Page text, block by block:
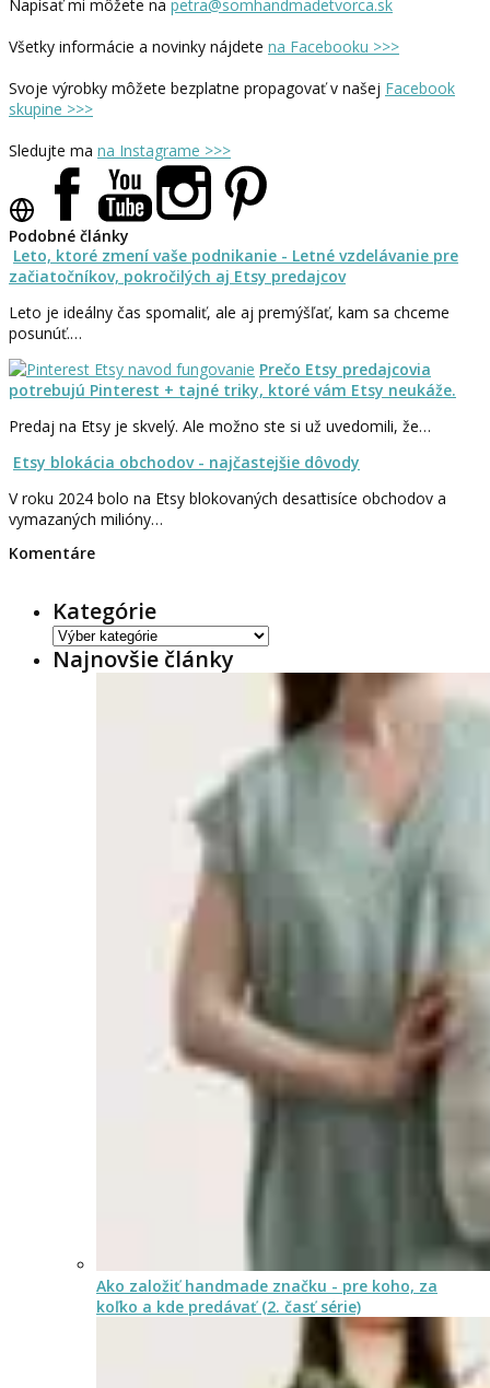
Napísať mi môžete na petra@somhandmadetvorca.sk
Všetky informácie a novinky nájdete na Facebooku >>>
Svoje výrobky môžete bezplatne propagovať v našej Facebook
skupine >>>
Sledujte ma na Instagrame >>>
Podobné články
Leto, ktoré zmení vaše podnikanie - Letné vzdelávanie pre
začiatočníkov, pokročilých aj Etsy predajcov
Leto je ideálny čas spomaliť, ale aj premýšľať, kam sa chceme
posunúť.…
Prečo Etsy predajcovia
potrebujú Pinterest + tajné triky, ktoré vám Etsy neukáže.
Predaj na Etsy je skvelý. Ale možno ste si už uvedomili, že…
Etsy blokácia obchodov - najčastejšie dôvody
V roku 2024 bolo na Etsy blokovaných desaťtisíce obchodov a
vymazaných milióny…
Komentáre
Kategórie
Kategórie
Najnovšie články
Ako založiť handmade značku - pre koho, za
koľko a kde predávať (2. časť série)